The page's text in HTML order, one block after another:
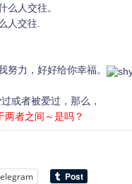
么人交往。
人交往.
努力，好好给你幸福。
或者被爱过，那么，
两者之间～是吗？